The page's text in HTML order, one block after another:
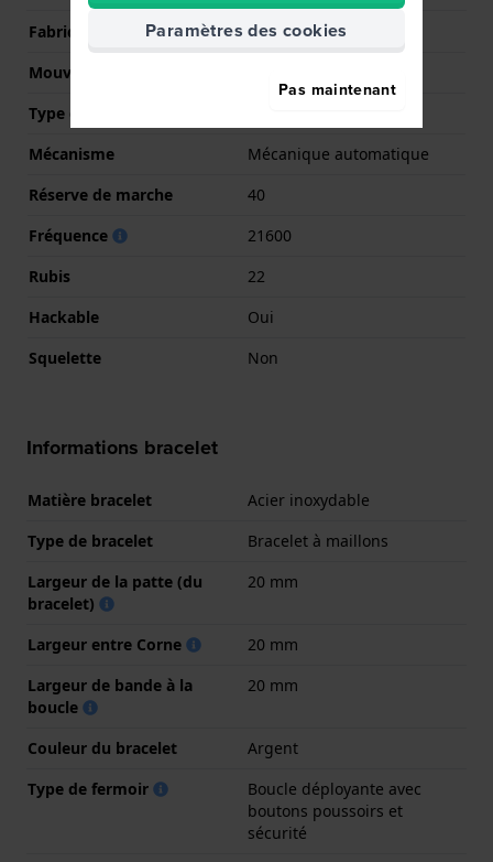
Fabricant de mouvement
Orient
Mouvement suisse
Type d'affichage
Mécanisme
Mécanique automatique
Réserve de marche
40
Fréquence
21600
Rubis
22
Hackable
Oui
Squelette
Non
Informations bracelet
Matière bracelet
Acier inoxydable
Type de bracelet
Bracelet à maillons
Largeur de la patte (du
bracelet)
20 mm
Largeur entre Corne
20 mm
Largeur de bande à la
boucle
20 mm
Couleur du bracelet
Argent
Type de fermoir
Boucle déployante avec
boutons poussoirs et
sécurité
Paramètres des cookies
Pas maintenant